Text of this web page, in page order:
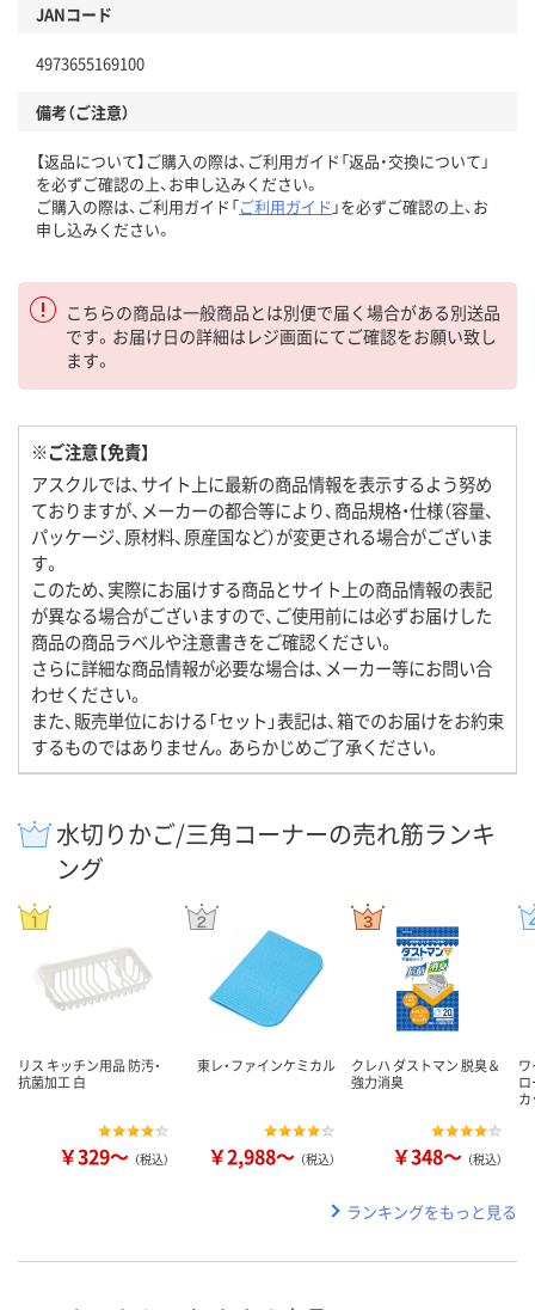
JANコード
4973655169100
備考（ご注意）
【返品について】ご購入の際は、ご利用ガイド「返品・交換について」
を必ずご確認の上、お申し込みください。
ご購入の際は、ご利用ガイド「ご利用ガイド 」を必ずご確認の上、お
申し込みください。
こちらの商品は一般商品とは別便で届く場合がある別送品
です。お届け日の詳細はレジ画面にてご確認をお願い致し
ます。
※ご注意【免責】
アスクルでは、サイト上に最新の商品情報を表示するよう努め
ておりますが、メーカーの都合等により、商品規格・仕様（容量、
パッケージ、原材料、原産国など）が変更される場合がございま
す。
このため、実際にお届けする商品とサイト上の商品情報の表記
が異なる場合がございますので、ご使用前には必ずお届けした
商品の商品ラベルや注意書きをご確認ください。
さらに詳細な商品情報が必要な場合は、メーカー等にお問い合
わせください。
また、販売単位における「セット」表記は、箱でのお届けをお約束
するものではありません。あらかじめご了承ください。
水切りかご/三角コーナーの売れ筋ランキ
ング
リス キッチン用品 防汚・
抗菌加工 白
￥329～ （税込）
東レ・ファインケミカル
￥2,988～ （税込）
クレハ ダストマン 脱臭＆
強力消臭
￥348～ （税込）
ランキングをもっと見る